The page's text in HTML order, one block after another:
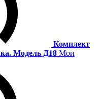
Комплект
Модель Д18 Мои